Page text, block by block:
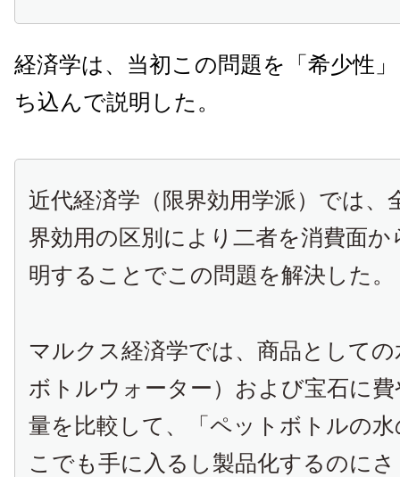
経済学は、当初この問題を「希少性
ち込んで説明した。
近代経済学（限界効用学派）では、
界効用の区別により二者を消費面か
明することでこの問題を解決した。
マルクス経済学では、商品として
ボトルウォーター）および宝石に
量を比較して、「ペットボトルの
こでも手に入るし製品化するのに